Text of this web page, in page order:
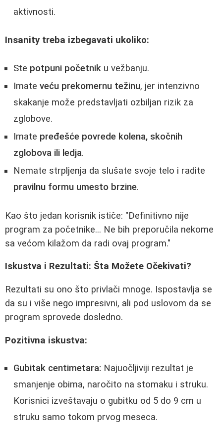
aktivnosti.
Insanity treba izbegavati ukoliko:
Ste potpuni početnik u vežbanju.
Imate veću prekomernu težinu, jer intenzivno
skakanje može predstavljati ozbiljan rizik za
zglobove.
Imate pređešće povrede kolena, skočnih
zglobova ili ledja.
Nemate strpljenja da slušate svoje telo i radite
pravilnu formu umesto brzine.
Kao što jedan korisnik ističe: "Definitivno nije
program za početnike... Ne bih preporučila nekome
sa većom kilažom da radi ovaj program."
Iskustva i Rezultati: Šta Možete Očekivati?
Rezultati su ono što privlači mnoge. Ispostavlja se
da su i više nego impresivni, ali pod uslovom da se
program sprovede dosledno.
Pozitivna iskustva:
Gubitak centimetara: Najuočljiviji rezultat je
smanjenje obima, naročito na stomaku i struku.
Korisnici izveštavaju o gubitku od 5 do 9 cm u
struku samo tokom prvog meseca.